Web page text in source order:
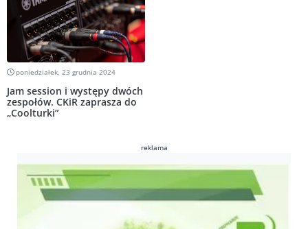
poniedziałek, 23 grudnia 2024
Jam session i występy dwóch
zespołów. CKiR zaprasza do
„Coolturki”
reklama